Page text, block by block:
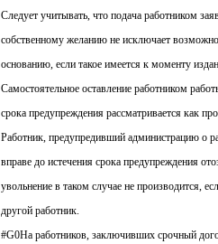
Следует учитывать, что подача работником
собственному желанию не исключает
основанию, если такое имеется к моменту
Самостоятельное оставление работником
срока предупреждения рассматривается как
Работник, предупредивший администрацию о
вправе до истечения срока предупреждения
увольнение в таком случае не производится,
другой работник.
#G0На работников, заключивших срочный